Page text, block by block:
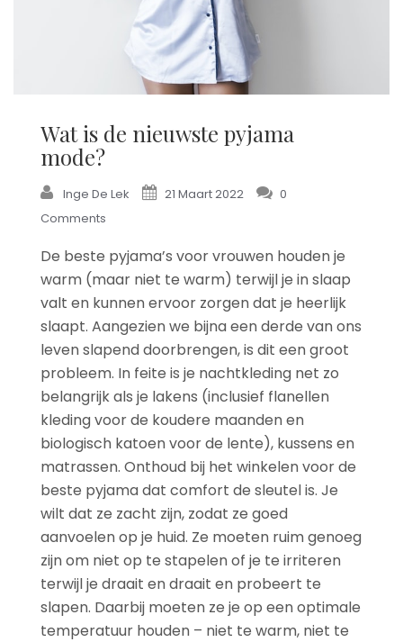
Wat is de nieuwste pyjama
mode?
Inge De Lek 21 Maart 2022
0
Comments
De beste pyjama’s voor vrouwen houden je
warm (maar niet te warm) terwijl je in slaap
valt en kunnen ervoor zorgen dat je heerlijk
slaapt. Aangezien we bijna een derde van ons
leven slapend doorbrengen, is dit een groot
probleem. In feite is je nachtkleding net zo
belangrijk als je lakens (inclusief flanellen
kleding voor de koudere maanden en
biologisch katoen voor de lente), kussens en
matrassen. Onthoud bij het winkelen voor de
beste pyjama dat comfort de sleutel is. Je
wilt dat ze zacht zijn, zodat ze goed
aanvoelen op je huid. Ze moeten ruim genoeg
zijn om niet op te stapelen of je te irriteren
terwijl je draait en draait en probeert te
slapen. Daarbij moeten ze je op een optimale
temperatuur houden – niet te warm, niet te